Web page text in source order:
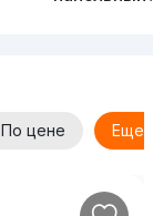
По цене Еще